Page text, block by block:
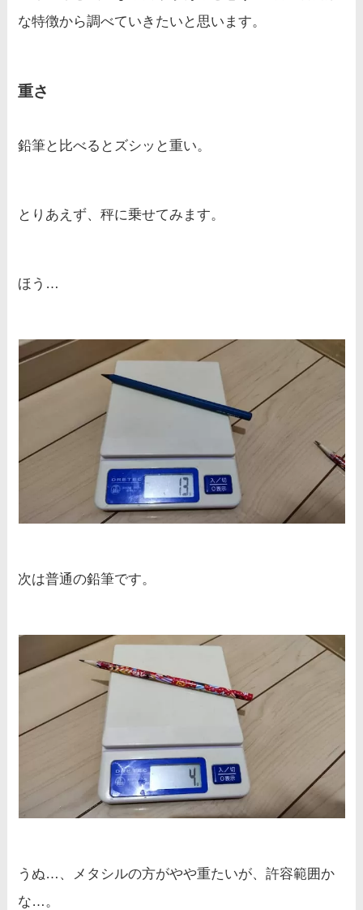
な特徴から調べていきたいと思います。
重さ
鉛筆と比べるとズシッと重い。
とりあえず、秤に乗せてみます。
ほう…
次は普通の鉛筆です。
うぬ…、メタシルの方がやや重たいが、許容範囲か
な…。